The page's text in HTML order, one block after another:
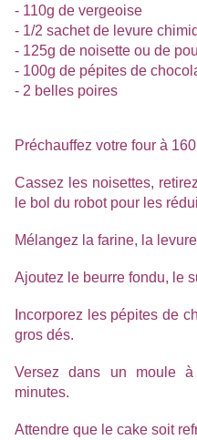
- 110g de vergeoise
- 1/2 sachet de levure
- 125g de noisette ou de
- 100g de pépites de
- 2 belles poires
Préchauffez votre four à
Cassez les noisettes,
le bol du robot pour les
Mélangez la farine, la
Ajoutez le beurre fondu, le
Incorporez les pépites de
gros dés.
Versez dans un moule
minutes.
Attendre que le cake soit